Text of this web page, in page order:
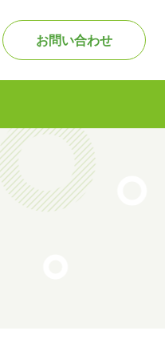
お問い合わせ